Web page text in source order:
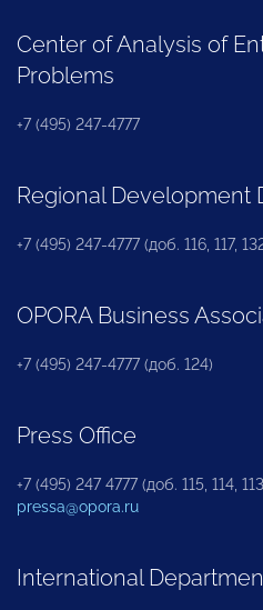
Center of Analysis of
Problems
+7 (495) 247-4777
Regional Development
+7 (495) 247-4777 (доб. 116, 117,
OPORA Business
+7 (495) 247-4777 (доб. 124)
Press Office
+7 (495) 247 4777 (доб. 115, 114,
pressa@opora.ru
International